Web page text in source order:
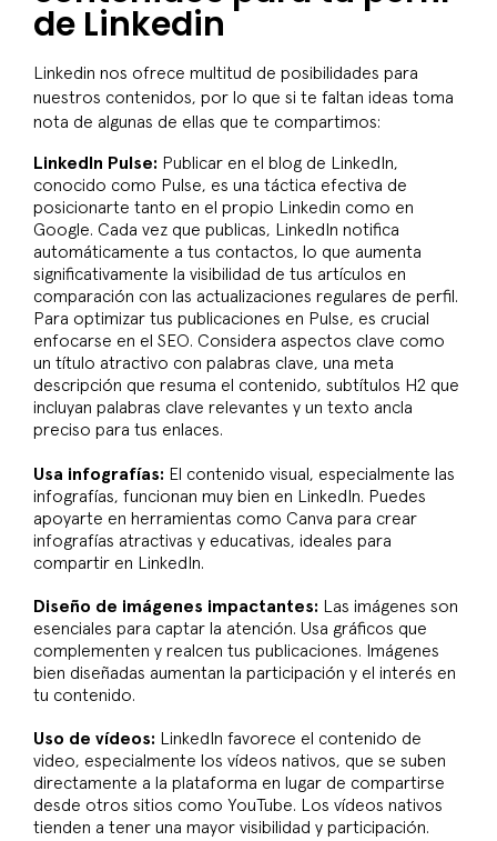
de Linkedin
Linkedin nos ofrece multitud de posibilidades para
nuestros contenidos, por lo que si te faltan ideas toma
nota de algunas de ellas que te compartimos:
LinkedIn Pulse: Publicar en el blog de LinkedIn,
conocido como Pulse, es una táctica efectiva de
posicionarte tanto en el propio Linkedin como en
Google. Cada vez que publicas, LinkedIn notifica
automáticamente a tus contactos, lo que aumenta
significativamente la visibilidad de tus artículos en
comparación con las actualizaciones regulares de perfil.
Para optimizar tus publicaciones en Pulse, es crucial
enfocarse en el SEO. Considera aspectos clave como
un título atractivo con palabras clave, una meta
descripción que resuma el contenido, subtítulos H2 que
incluyan palabras clave relevantes y un texto ancla
preciso para tus enlaces.
Usa infografías: El contenido visual, especialmente las
infografías, funcionan muy bien en LinkedIn. Puedes
apoyarte en herramientas como Canva para crear
infografías atractivas y educativas, ideales para
compartir en LinkedIn.
Diseño de imágenes impactantes: Las imágenes son
esenciales para captar la atención. Usa gráficos que
complementen y realcen tus publicaciones. Imágenes
bien diseñadas aumentan la participación y el interés en
tu contenido.
Uso de vídeos: LinkedIn favorece el contenido de
video, especialmente los vídeos nativos, que se suben
directamente a la plataforma en lugar de compartirse
desde otros sitios como YouTube. Los vídeos nativos
tienden a tener una mayor visibilidad y participación.